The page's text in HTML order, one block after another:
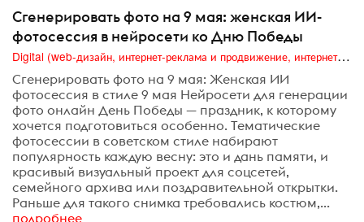
Сгенерировать фото на 9 мая: женская ИИ-
фотосессия в нейросети ко Дню Победы
Digital (web-дизайн, интернет-реклама и продвижение, интернет-сообщества и блоги, интернет-коммуникации, мобильный маркетинг, реклама на цифровых экранах)
Сгенерировать фото на 9 мая: Женская ИИ
фотосессия в стиле 9 мая Нейросети для генерации
фото онлайн День Победы — праздник, к которому
хочется подготовиться особенно. Тематические
фотосессии в советском стиле набирают
популярность каждую весну: это и дань памяти, и
красивый визуальный проект для соцсетей,
семейного архива или поздравительной открытки.
Раньше для такого снимка требовались костюм,...
подробнее